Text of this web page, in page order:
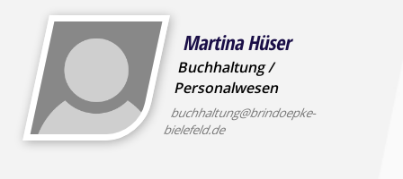
Martina Hüser
Buchhaltung /
Personalwesen
buchhaltung@brindoepke-
bielefeld.de